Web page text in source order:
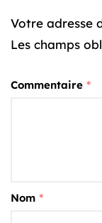
Votre adresse
Les champs
Commentaire *
Nom *